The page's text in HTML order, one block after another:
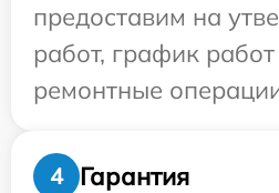
предоставим на
работ, график
ремонтные
4
Гарантия